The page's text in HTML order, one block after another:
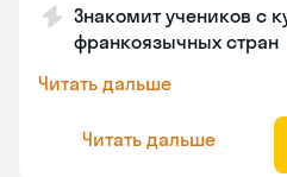
Знакомит учеников с
франкоязычных стран
Читать дальше
Читать дальше